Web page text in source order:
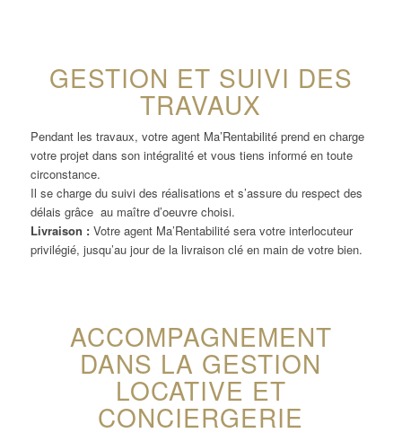
GESTION ET SUIVI DES
TRAVAUX
Pendant les travaux, votre agent Ma’Rentabilité prend en charge
votre projet dans son intégralité et vous tiens informé en toute
circonstance.
Il se charge du suivi des réalisations et s’assure du respect des
délais grâce au maître d’oeuvre choisi.
Livraison :Votre agent Ma’Rentabilité sera votre interlocuteur
privilégié, jusqu’au jour de la livraison clé en main de votre bien.
ACCOMPAGNEMENT
DANS LA GESTION
LOCATIVE ET
CONCIERGERIE